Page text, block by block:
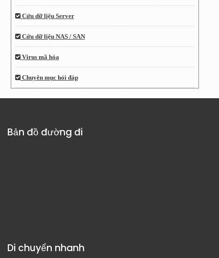
Cứu dữ liệu Server
Cứu dữ liệu NAS / SAN
Virus mã hóa
Chuyên mục hỏi đáp
Bản đồ đường đi
Di chuyển nhanh